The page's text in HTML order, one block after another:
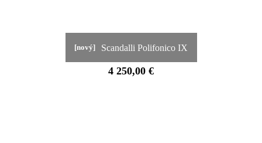
[nový] Scandalli Polifonico IX
4 250,00 €